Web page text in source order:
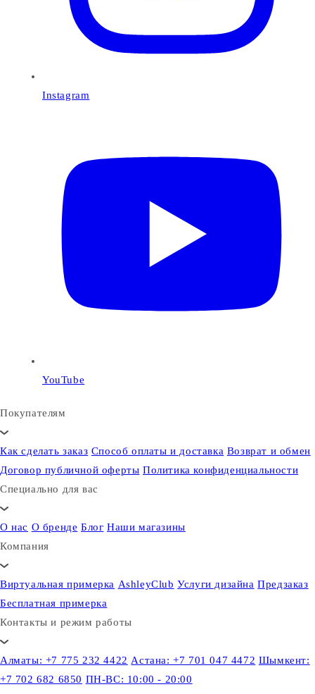
Instagram
YouTube
Покупателям
Как сделать заказ Способ оплаты и доставка Возврат и обмен
Договор публичной оферты Политика конфиденциальности
Специально для вас
О нас О бренде Блог Наши магазины
Компания
Виртуальная примерка AshleyClub Услуги дизайна Предзаказ
Бесплатная примерка
Контакты и режим работы
Алматы: +7 775 232 4422 Астана: +7 701 047 4472 Шымкент:
+7 702 682 6850 ПН-ВС: 10:00 - 20:00